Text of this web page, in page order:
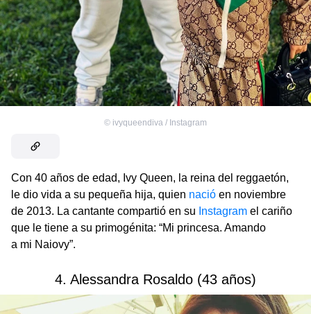
© ivyqueendiva / Instagram
Con 40 años de edad, Ivy Queen, la reina del reggaetón,
le dio vida a su pequeña hija, quien nació en noviembre
de 2013. La cantante compartió en su Instagram el cariño
que le tiene a su primogénita: “Mi princesa. Amando
a mi Naiovy”.
4. Alessandra Rosaldo (43 años)